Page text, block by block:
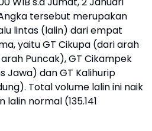
tersebut merupakan
lintas (lalin) dari empat
yaitu GT Cikupa (dari arah
Puncak), GT Cikampek
Jawa) dan GT Kalihurip
Total volume lalin ini naik
lalin normal (135.141